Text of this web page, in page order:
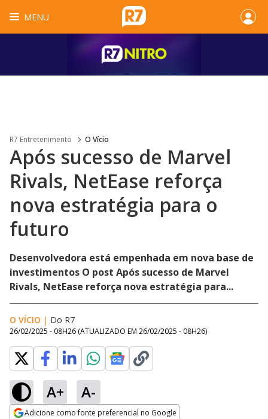
MENU
R7 Entretenimento O Vício
Após sucesso de Marvel
Rivals, NetEase reforça
nova estratégia para o
futuro
Desenvolvedora está empenhada em nova base de
investimentos O post Após sucesso de Marvel
Rivals, NetEase reforça nova estratégia para...
O VÍCIO | Do R7
26/02/2025 - 08H26 (ATUALIZADO EM 26/02/2025 - 08H26)
A+ A-
Adicione como fonte preferencial no Google